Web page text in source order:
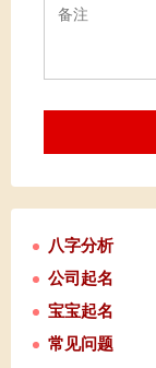
八字分析
公司起名
宝宝起名
常见问题